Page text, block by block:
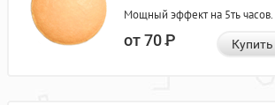
Мощный эффект на 5ть часов.
от 70Р Купить